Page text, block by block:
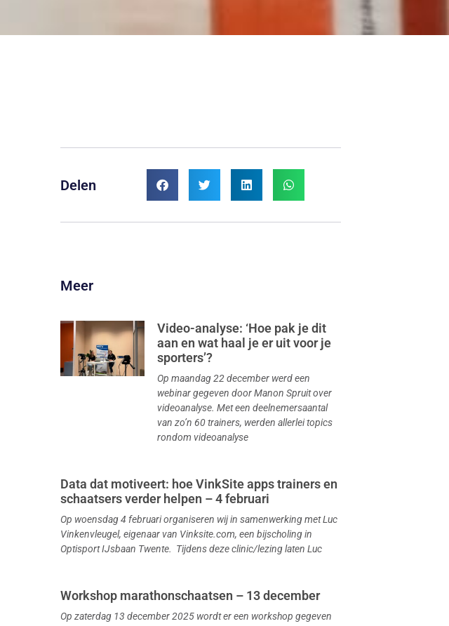
Delen
Meer
Video-analyse: ‘Hoe pak je dit
aan en wat haal je er uit voor je
sporters’?
Op maandag 22 december werd een
webinar gegeven door Manon Spruit over
videoanalyse. Met een deelnemersaantal
van zo’n 60 trainers, werden allerlei topics
rondom videoanalyse
Data dat motiveert: hoe VinkSite apps trainers en
schaatsers verder helpen – 4 februari
Op woensdag 4 februari organiseren wij in samenwerking met Luc
Vinkenvleugel, eigenaar van Vinksite.com, een bijscholing in
Optisport IJsbaan Twente. Tijdens deze clinic/lezing laten Luc
Workshop marathonschaatsen – 13 december
Op zaterdag 13 december 2025 wordt er een workshop gegeven